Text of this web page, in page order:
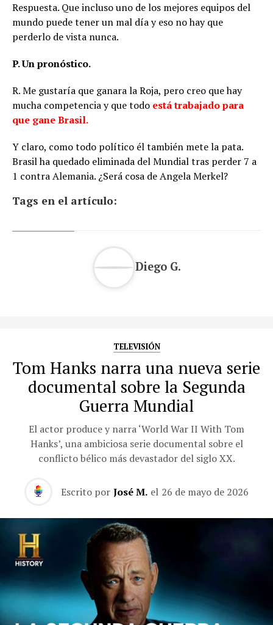
Respuesta. Que incluso uno de los mejores equipos del
mundo puede tener un mal día y eso no hay que
perderlo de vista nunca.
P. Un pronóstico.
R. Me gustaría que ganara la Roja, pero creo que hay
mucha competencia y que todo está trabajado para
que gane Brasil.
Y claro, como todo político él también mete la pata.
Brasil ha quedado eliminada del Mundial tras perder 7 a
1 contra Alemania. ¿Será cosa de Angela Merkel?
Tags en el artículo:
Diego G.
TELEVISIÓN
Tom Hanks narra una nueva serie
documental sobre la Segunda
Guerra Mundial
El actor produce y narra ‘World War II With Tom
Hanks’, una ambiciosa serie documental sobre el
conflicto bélico más devastador del siglo XX.
Escrito por José M. el 26 de mayo de 2026